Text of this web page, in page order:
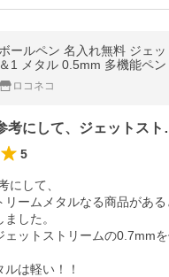
ボールペン 名入れ無料 ジェ
＆1 メタル 0.5mm 多機能ペ
ロコネコ
あるHP
5
にして、
リームメタルなる商品があ
した。
ェットストリームの0.7mm
は軽い！！